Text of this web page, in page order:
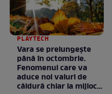
PLAYTECH
Vara se prelungeşte
până în octombrie.
Fenomenul care va
aduce noi valuri de
căldură chiar la mijlocul